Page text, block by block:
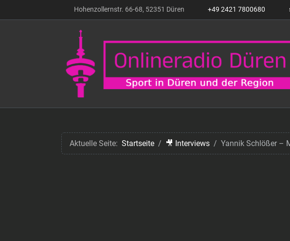
Hohenzollernstr. 66-68, 52351 Düren +49 2421 7800680
Aktuelle Seite: Startseite 🎥 Interviews Yannik Schlößer –